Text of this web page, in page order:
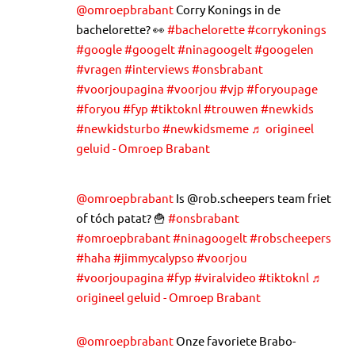
@omroepbrabantCorry Konings in de
bachelorette? 👀 #bachelorette#corrykonings
#google#googelt#ninagoogelt#googelen
#vragen #interviews #onsbrabant
#voorjoupagina #voorjou #vjp #foryoupage
#foryou #fyp #tiktoknl #trouwen #newkids
#newkidsturbo #newkidsmeme ♬ origineel
geluid - Omroep Brabant
@omroepbrabant Is @rob.scheepers team friet
of tóch patat? 🍟 #onsbrabant
#omroepbrabant#ninagoogelt#robscheepers
#haha #jimmycalypso #voorjou
#voorjoupagina #fyp #viralvideo #tiktoknl ♬
origineel geluid - Omroep Brabant
@omroepbrabantOnze favoriete Brabo-